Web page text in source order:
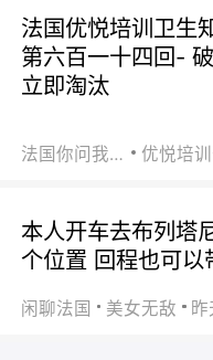
法国优悦培训卫生
第六百一十四回-
立即淘汰
法国你问我答
本人开车去布列塔
个位置 回程也可以
闲聊法国 美女无敌